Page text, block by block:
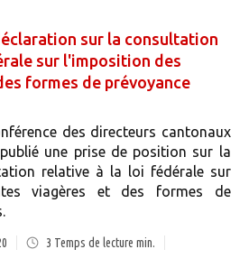
sur la consultation
sur l'imposition des
formes de prévoyance
des directeurs cantonaux
une prise de position sur la
relative à la loi fédérale sur
viagères et des formes de
3 Temps de lecture min.